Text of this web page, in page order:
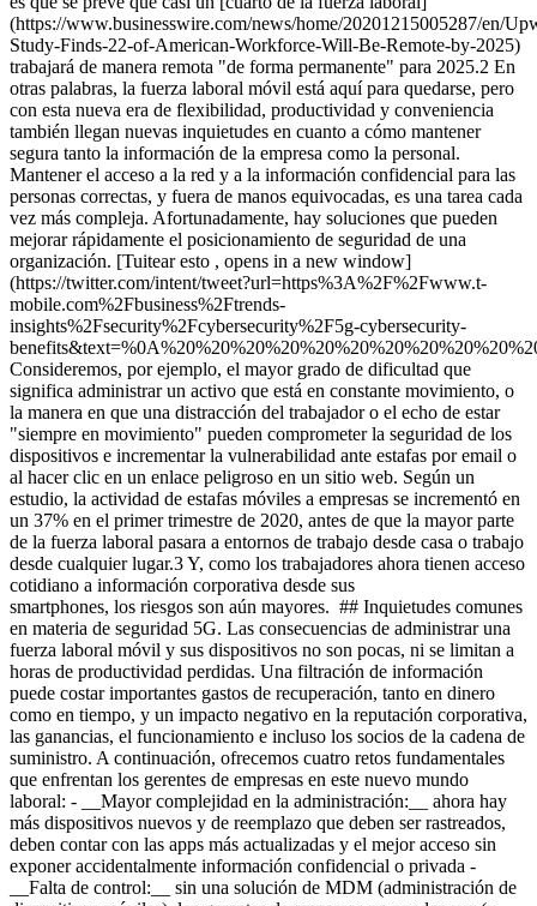
-
__Falta de control:__ sin una solución de MDM (administración de